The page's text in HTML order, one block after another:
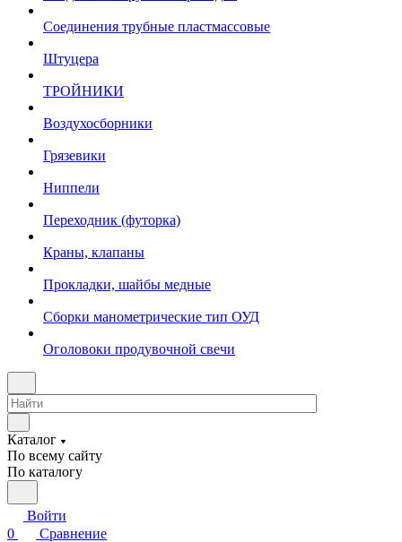
Соединения трубные пластмассовые
Штуцера
ТРОЙНИКИ
Воздухосборники
Грязевики
Ниппели
Переходник (футорка)
Краны, клапаны
Прокладки, шайбы медные
Сборки манометрические тип ОУД
Оголовоки продувочной свечи
Каталог
По всему сайту
По каталогу
Войти
0
Сравнение